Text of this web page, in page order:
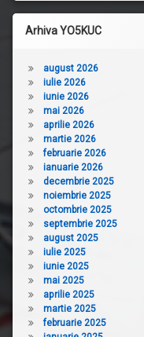
Arhiva YO5KUC
august 2026
iulie 2026
iunie 2026
mai 2026
aprilie 2026
martie 2026
februarie 2026
ianuarie 2026
decembrie 2025
noiembrie 2025
octombrie 2025
septembrie 2025
august 2025
iulie 2025
iunie 2025
mai 2025
aprilie 2025
martie 2025
februarie 2025